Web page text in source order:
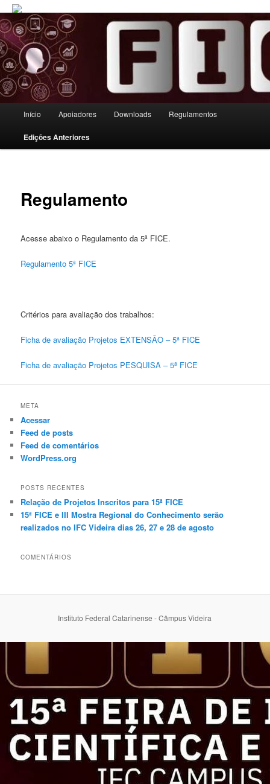
Pular para o conteúdo principal
Pular para o conteúdo secundário
Início Apoiadores Downloads Regulamentos
Edições Anteriores
Regulamento
Acesse abaixo o Regulamento da 5ª FICE.
Regulamento 5ª FICE
Critérios para avaliação dos trabalhos:
Ficha de avaliação Projetos EXTENSÃO – 5ª FICE
Ficha de avaliação Projetos PESQUISA – 5ª FICE
META
Acessar
Feed de posts
Feed de comentários
WordPress.org
POSTS RECENTES
Relação de Projetos Inscritos para 15ª FICE
15ª FICE e III Mostra Regional do Conhecimento serão
realizados no IFC Videira dias 26, 27 e 28 de agosto
COMENTÁRIOS
Instituto Federal Catarinense - Câmpus Videira